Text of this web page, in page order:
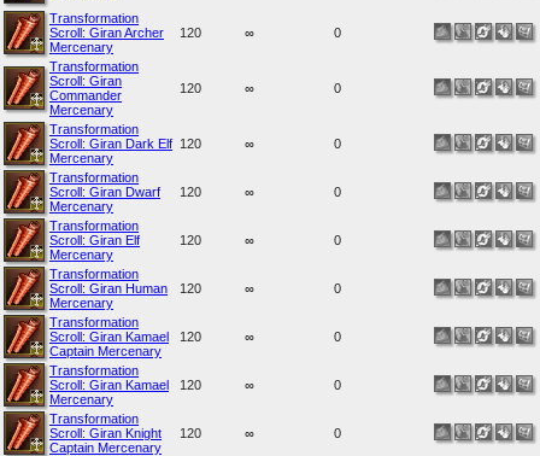
Transformation
Scroll: Giran Archer
Mercenary
120 ∞ 0
Transformation
Scroll: Giran
Commander
Mercenary
120 ∞ 0
Transformation
Scroll: Giran Dark Elf
Mercenary
120 ∞ 0
Transformation
Scroll: Giran Dwarf
Mercenary
120 ∞ 0
Transformation
Scroll: Giran Elf
Mercenary
120 ∞ 0
Transformation
Scroll: Giran Human
Mercenary
120 ∞ 0
Transformation
Scroll: Giran Kamael
Captain Mercenary
120 ∞ 0
Transformation
Scroll: Giran Kamael
Mercenary
120 ∞ 0
Transformation
Scroll: Giran Knight
Captain Mercenary
120 ∞ 0